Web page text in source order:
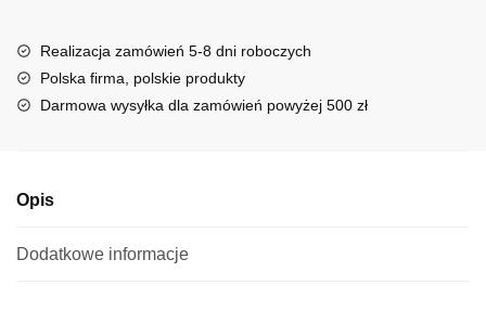
a
t
i
Realizacja zamówień 5-8 dni roboczych
Polska firma, polskie produkty
Darmowa wysyłka dla zamówień powyżej 500 zł
Opis
Dodatkowe informacje